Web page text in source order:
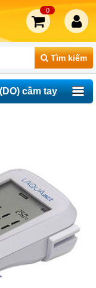
Tìm kiếm
0
cầm tay